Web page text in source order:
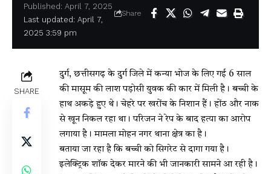
Last updated: April 7,
2025 3:59 pm
Published: April 7, 2025
Share
SHARE
दुर्ग, छत्तीसगढ़ के दुर्ग जिले में कन्या भोज के लिए गई 6 साल
की मासूम की लाश पड़ोसी युवक की कार में मिली है। बच्ची के
हाथ अकड़े हुए थे। चेहरे पर खरोंच के निशान हैं। होंठ और नाक
से खून निकल रहा था। परिजन ने रेप के बाद हत्या का आरोप
लगाया है। मामला मोहन नगर थाना क्षेत्र का है।
बताया जा रहा है कि बच्ची को सिगरेट से दागा गया है।
इलेक्ट्रिक शॉक देकर मारने की भी जानकारी सामने आ रही है।